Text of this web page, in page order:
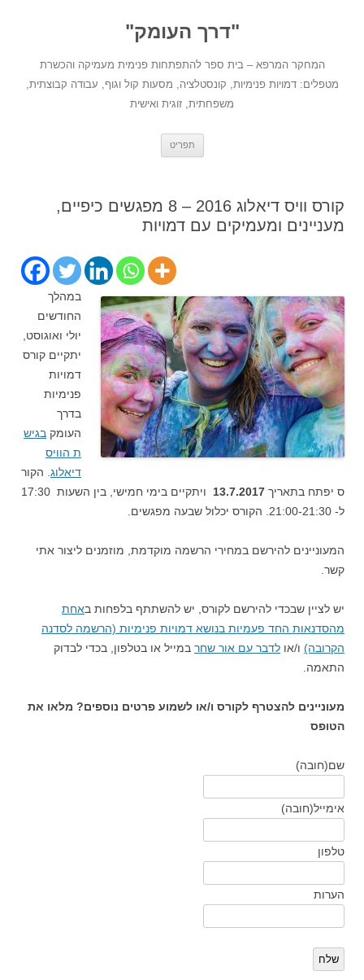
"דרך העומק"
המחקר המרפא – בית ספר להתפתחות פנימית מעמיקה והכשרת
מטפלים: דמויות פנימיות, קונסטלציה, מסעות קול וגוף, עבודה קבוצתית,
משפחתית, זוגית ואישית
תפריט
קורס וויס דיאלוג 2016 – 8 מפגשים כיפיים,
מעניינים ומעמיקים עם דמויות
במהלך
החודשים
יולי ואוגוסט,
יתקיים קורס
דמויות
פנימיות
בדרך
העומק בגיש
ת הוויס
דיאלוג . הקור
ס יפתח בתאריך 13.7.2017
ויתקיים בימי חמישי, בין השעות 17:30
ל- 21:00-21:30. הקורס יכלול שבעה מפגשים.
המעוניינים להירשם במחירי הרשמה מוקדמת, מוזמנים ליצור אתי
קשר.
יש לציין שבכדי להירשם לקורס, יש להשתתף בלפחות באחת
מהסדנאות החד פעמיות בנושא דמויות פנימיות (הרשמה לסדנה
הקרובה) ו/או לדבר עם אור שחר במייל או בטלפון, בכדי לבדוק
התאמה.
מעוניינים להצטרף לקורס ו/או לשמוע פרטים נוספים? מלאו את
הטופס
שם(חובה)
אימייל(חובה)
טלפון
הערות
שלח